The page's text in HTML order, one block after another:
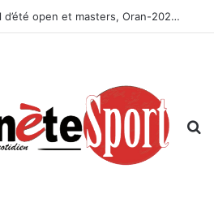
Championnat national d’été open et masters, Oran-2026 — Le CRB s’adjuge le titre